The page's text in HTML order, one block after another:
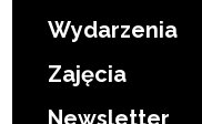
Wydarzenia
Zajęcia
Newsletter